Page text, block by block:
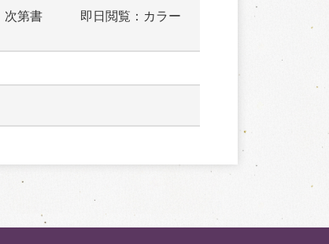
第書　　　即日閲覧：カラー